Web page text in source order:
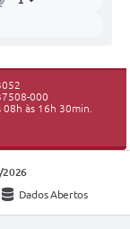
000
às 16h 30min.
2026
Dados Abertos